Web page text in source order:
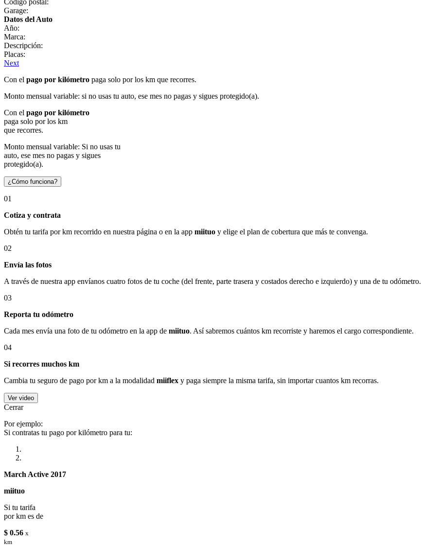
Garage:
Datos del Auto
Año:
Marca:
Descripción:
Placas:
Next
Con el pago por kilómetro paga solo por los km que recorres.
Monto mensual variable: si no usas tu auto, ese mes no pagas y sigues protegido(a).
Con el pago por kilómetro
paga solo por los km
que recorres.
Monto mensual variable: Si no usas tu
auto, ese mes no pagas y sigues
protegido(a).
¿Cómo funciona?
01
Cotiza y contrata
Obtén tu tarifa por km recorrido en nuestra página o en la app miituo y elige el plan de cobertura que más te convenga.
02
Envía las fotos
A través de nuestra app envíanos cuatro fotos de tu coche (del frente, parte trasera y costados derecho e izquierdo) y una de tu odómetro.
03
Reporta tu odómetro
Cada mes envía una foto de tu odómetro en la app de miituo. Así sabremos cuántos km recorriste y haremos el cargo correspondiente.
04
Si recorres muchos km
Cambia tu seguro de pago por km a la modalidad miiflex y paga siempre la misma tarifa, sin importar cuantos km recorras.
Ver video
Cerrar
Por ejemplo:
Si contratas tu pago por kilómetro para tu:
March Active 2017
miituo
Si tu tarifa
por km es de
$ 0.56 x
km